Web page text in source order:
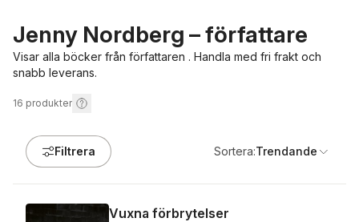
Jenny Nordberg – författare
Visar alla böcker från författaren . Handla med fri frakt och
snabb leverans.
16 produkter
Filtrera Sortera:Trendande
Vuxna förbrytelser